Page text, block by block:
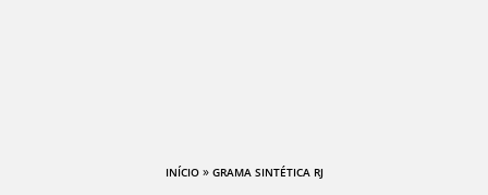
INÍCIO» GRAMA SINTÉTICA RJ